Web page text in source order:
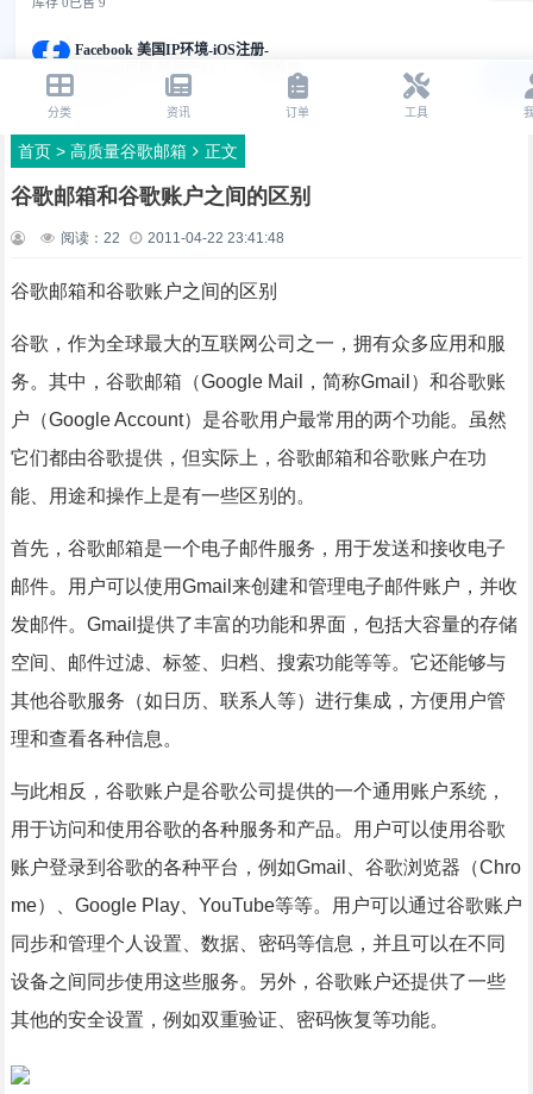
首页> 高质量谷歌邮箱 正文
谷歌邮箱和谷歌账户之间的区别
阅读： 22 2011-04-22 23:41:48
谷歌邮箱和谷歌账户之间的区别
谷歌，作为全球最大的互联网公司之一，拥有众多应用和服
务。其中，谷歌邮箱（Google Mail，简称Gmail）和谷歌账
户（Google Account）是谷歌用户最常用的两个功能。虽然
它们都由谷歌提供，但实际上，谷歌邮箱和谷歌账户在功
能、用途和操作上是有一些区别的。
首先，谷歌邮箱是一个电子邮件服务，用于发送和接收电子
邮件。用户可以使用Gmail来创建和管理电子邮件账户，并收
发邮件。Gmail提供了丰富的功能和界面，包括大容量的存储
空间、邮件过滤、标签、归档、搜索功能等等。它还能够与
其他谷歌服务（如日历、联系人等）进行集成，方便用户管
理和查看各种信息。
与此相反，谷歌账户是谷歌公司提供的一个通用账户系统，
用于访问和使用谷歌的各种服务和产品。用户可以使用谷歌
账户登录到谷歌的各种平台，例如Gmail、谷歌浏览器（Chro
me）、Google Play、YouTube等等。用户可以通过谷歌账户
同步和管理个人设置、数据、密码等信息，并且可以在不同
设备之间同步使用这些服务。另外，谷歌账户还提供了一些
其他的安全设置，例如双重验证、密码恢复等功能。